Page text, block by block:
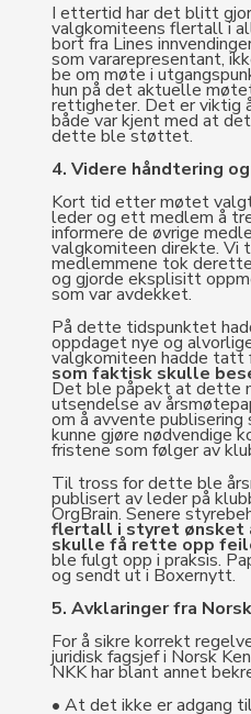
I ettertid har det blitt
valgkomiteens flertall i
bort fra Lines
som vararepresentant,
be om møte i
hun på det aktuelle
rettigheter. Det er viktig
både var kjent med at
dette ble støttet.
4. Videre håndtering
Kort tid etter møtet
leder og ett medlem å
informere de øvrige
valgkomiteen direkte. Vi
medlemmene tok
og gjorde eksplisitt
som var avdekket.
På dette tidspunktet
oppdaget nye og
valgkomiteen hadde tatt
som faktisk skulle
Det ble påpekt at dette
utsendelse av
om å avvente
kunne gjøre nødvendige
fristene som følger av
Til tross for dette ble
publisert av leder på
OrgBrain. Senere
flertall i styret ønsket
skulle få rette opp
ble fulgt opp i praksis.
og sendt ut i Boxernytt.
5. Avklaringer fra
For å sikre korrekt
juridisk fagsjef i Norsk
NKK har blant annet
• At det ikke er adgang